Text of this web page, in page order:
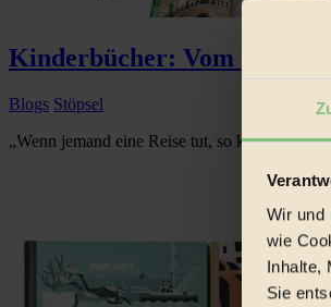
Wir und
wie
Inhalte,
Sie
Kinderbücher: Vom Reisen
Blogs Stöpsel
„Wenn jemand eine Reise tut, so kann er was